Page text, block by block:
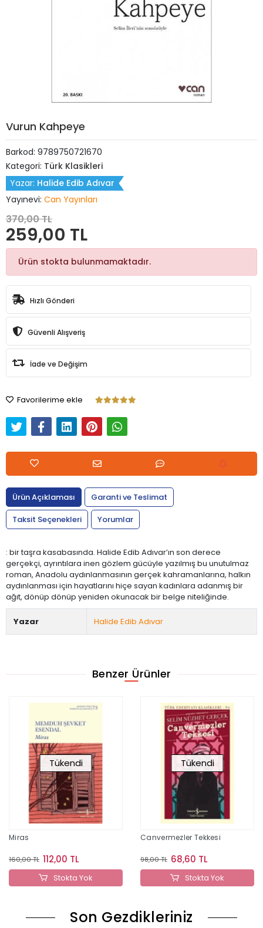
Vurun Kahpeye
Barkod: 9789750721670
Kategori: Türk Klasikleri
Yazar: Halide Edib Adıvar
Yayınevi: Can Yayınları
370,00 TL
259,00 TL
Ürün stokta bulunmamaktadır.
Hızlı Gönderi
Güvenli Alışveriş
İade ve Değişim
Favorilerime ekle
Ürün Açıklaması
Garanti ve Teslimat
Taksit Seçenekleri
Yorumlar
: bir taşra kasabasında. Halide Edib Adıvar’ın son derece
gerçekçi, ayrıntılara inen gözlem gücüyle yazılmış bu unutulmaz
roman, Anadolu aydınlanmasının gerçek kahramanlarına, halkın
aydınlanması için hayatlarını hiçe sayan kadınlara adanmış bir
ağıt, dönüp dönüp yeniden okunacak bir belge niteliğinde.
Yazar Halide Edib Adıvar
Benzer Ürünler
Tükendi
Miras
160,00 TL 112,00 TL
Stokta Yok
Tükendi
Canvermezler Tekkesi
98,00 TL 68,60 TL
Stokta Yok
Son Gezdikleriniz